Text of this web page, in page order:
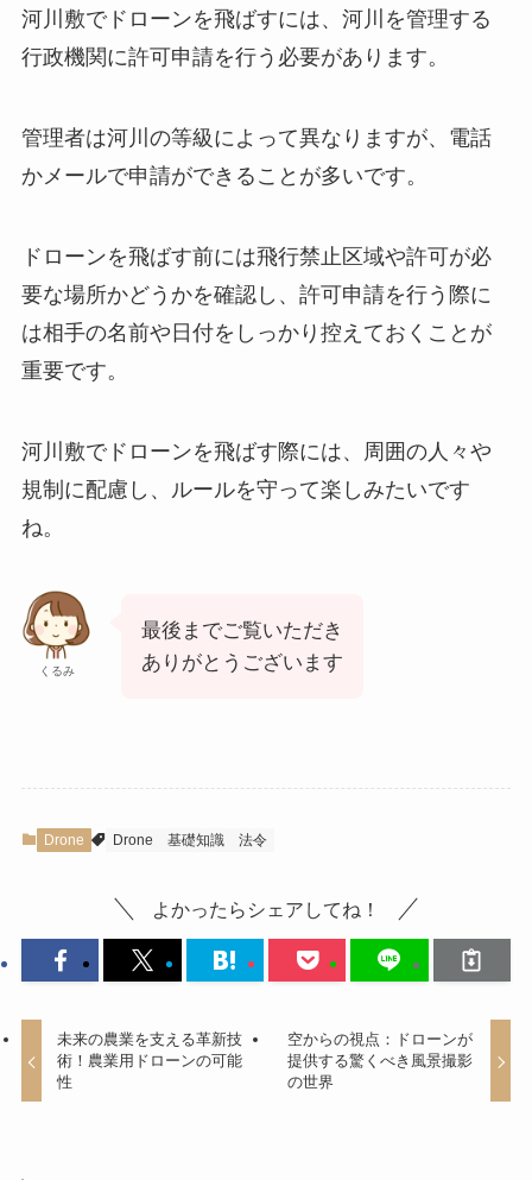
河川敷でドローンを飛ばすには、河川を管理する
行政機関に許可申請を行う必要があります。
管理者は河川の等級によって異なりますが、電話
かメールで申請ができることが多いです。
ドローンを飛ばす前には飛行禁止区域や許可が必
要な場所かどうかを確認し、許可申請を行う際に
は相手の名前や日付をしっかり控えておくことが
重要です。
河川敷でドローンを飛ばす際には、周囲の人々や
規制に配慮し、ルールを守って楽しみたいです
ね。
くるみ
最後までご覧いただき
ありがとうございます
Drone Drone 基礎知識 法令
よかったらシェアしてね！
未来の農業を支える革新技
術！農業用ドローンの可能
性
空からの視点：ドローンが
提供する驚くべき風景撮影
の世界